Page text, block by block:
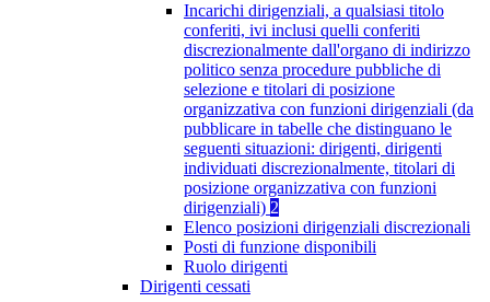
Incarichi dirigenziali, a qualsiasi titolo
conferiti, ivi inclusi quelli conferiti
discrezionalmente dall'organo di indirizzo
politico senza procedure pubbliche di
selezione e titolari di posizione
organizzativa con funzioni dirigenziali (da
pubblicare in tabelle che distinguano le
seguenti situazioni: dirigenti, dirigenti
individuati discrezionalmente, titolari di
posizione organizzativa con funzioni
dirigenziali) 2
Elenco posizioni dirigenziali discrezionali
Posti di funzione disponibili
Ruolo dirigenti
Dirigenti cessati